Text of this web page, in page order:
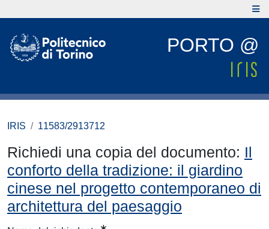
PORTO @
IRIS 11583/2913712
Richiedi una copia del documento: Il
conforto della tradizione: il giardino
cinese nel progetto contemporaneo di
architettura del paesaggio